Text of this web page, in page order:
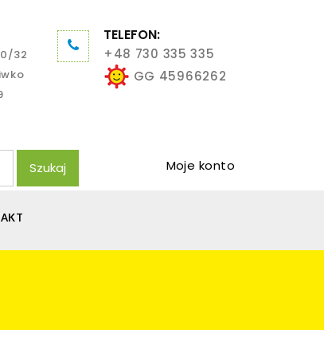
32
TELEFON:
+48 730 335 335
GG 45966262
Szukaj Moje konto